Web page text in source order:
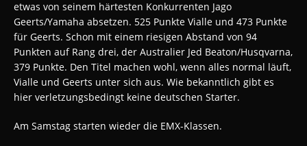
etwas von seinem härtesten Konkurrenten Jago
Geerts/Yamaha absetzen. 525 Punkte Vialle und 473 Punkte
für Geerts. Schon mit einem riesigen Abstand von 94
Punkten auf Rang drei, der Australier Jed Beaton/Husqvarna,
379 Punkte. Den Titel machen wohl, wenn alles normal läuft,
Vialle und Geerts unter sich aus. Wie bekanntlich gibt es
hier verletzungsbedingt keine deutschen Starter.
Am Samstag starten wieder die EMX-Klassen.